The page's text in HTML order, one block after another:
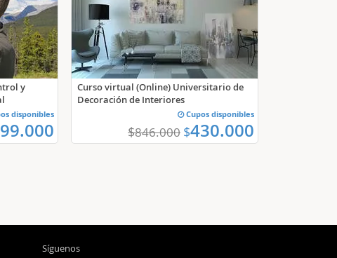
y
disponibles
Curso virtual (Online) Universitario de
Decoración de Interiores
Cupos disponibles
$846.000 $430.000
Síguenos